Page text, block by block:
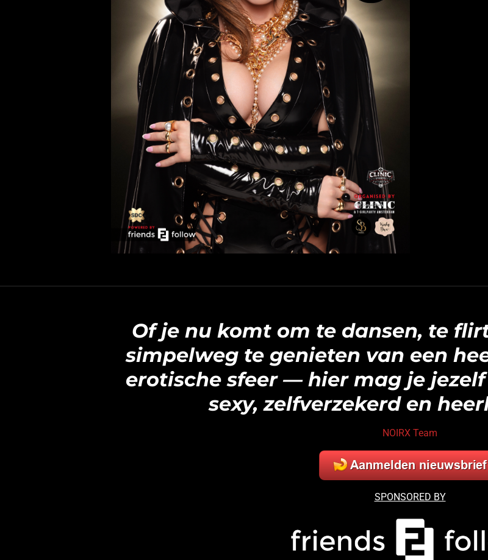
Of je nu komt om te dansen, te
simpelweg te genieten van een
erotische sfeer — hier mag je
sexy, zelfverzekerd en
NOIRX Team
SPONSORED BY